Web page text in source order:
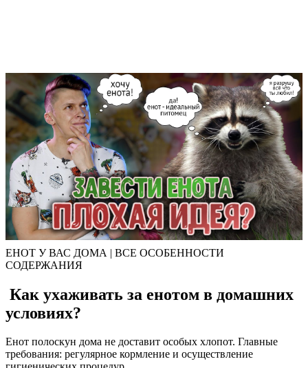
ЕНОТ У ВАС ДОМА | ВСЕ ОСОБЕННОСТИ
СОДЕРЖАНИЯ
Как ухаживать за енотом в домашних
условиях?
Енот полоскун дома не доставит особых хлопот. Главные
требования: регулярное кормление и осуществление